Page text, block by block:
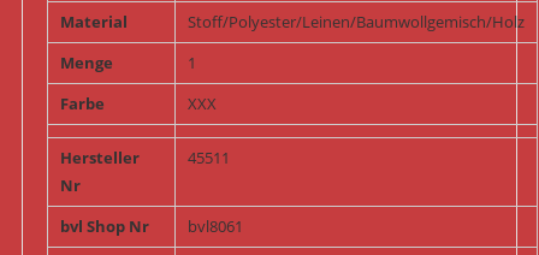
Material
Stoff/Polyester/Leinen/Baumwollgemisch/Holz
Menge
1
Farbe
XXX
Hersteller
Nr
45511
bvl Shop Nr
bvl8061